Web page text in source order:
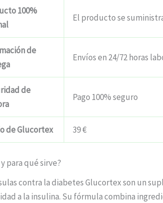
100%
El producto se
de
Envíos en 24/72 horas
de
Pago 100% seguro
de Glucortex 39 €
y para qué sirve?
contra la diabetes Glucortex son un
a la insulina. Su fórmula combina